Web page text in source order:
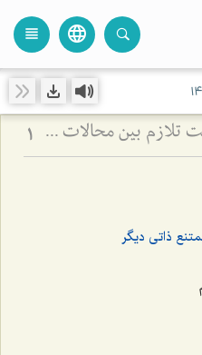
language
view_headline
14
استلزام ممتنع ذاتی و کیفیت تلازم بین محالات - بررسی منطقی رابطه میان امور محال و تبیین تلازم‌های عقلی 1
ذاتى دیگر